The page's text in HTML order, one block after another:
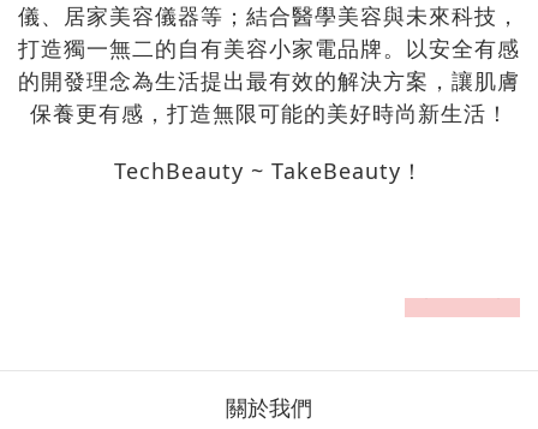
儀、居家美容儀器等；結合醫學美容與未來科技，
打造獨一無二的自有美容小家電品牌。以安全有感
的開發理念為生活提出最有效的解決方案，讓肌膚
保養更有感，打造無限可能的美好時尚新生活！
TechBeauty ~ TakeBeauty！
關於我們